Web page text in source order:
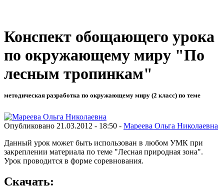
Конспект обощающего урока
по окружающему миру "По
лесным тропинкам"
методическая разработка по окружающему миру (2 класс) по теме
Опубликовано 21.03.2012 - 18:50 - Мареева Ольга Николаевна
Данный урок может быть использован в любом УМК при
закреплении материала по теме "Лесная природная зона".
Урок проводится в форме соревнования.
Скачать: